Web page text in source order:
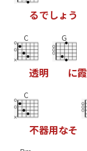
るでしょ う
C
透明
G
に霞
C
不器用なそ